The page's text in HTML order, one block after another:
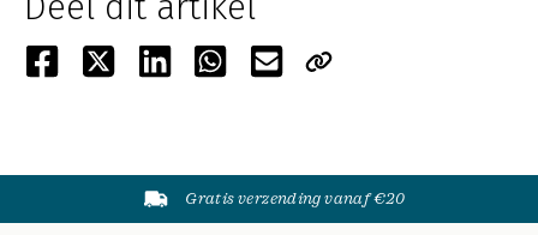
Gratis verzending vanaf €20